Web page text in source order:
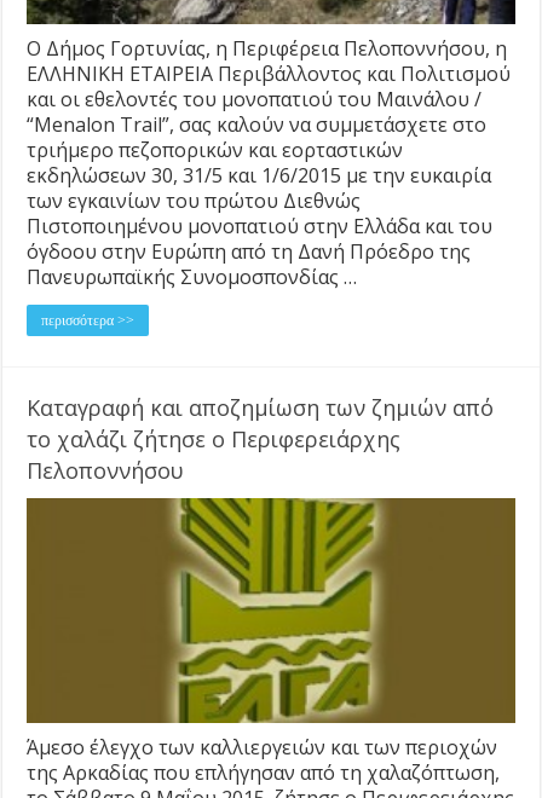
Ο Δήμος Γορτυνίας, η Περιφέρεια Πελοποννήσου, η
ΕΛΛΗΝΙΚΗ ΕΤΑΙΡΕΙΑ Περιβάλλοντος και Πολιτισμού
και οι εθελοντές του μονοπατιού του Μαινάλου /
“Menalon Trail”, σας καλούν να συμμετάσχετε στο
τριήμερο πεζοπορικών και εορταστικών
εκδηλώσεων 30, 31/5 και 1/6/2015 με την ευκαιρία
των εγκαινίων του πρώτου Διεθνώς
Πιστοποιημένου μονοπατιού στην Ελλάδα και του
όγδοου στην Ευρώπη από τη Δανή Πρόεδρο της
Πανευρωπαϊκής Συνομοσπονδίας …
περισσότερα >>
Καταγραφή και αποζημίωση των ζημιών από
το χαλάζι ζήτησε ο Περιφερειάρχης
Πελοποννήσου
Άμεσο έλεγχο των καλλιεργειών και των περιοχών
της Αρκαδίας που επλήγησαν από τη χαλαζόπτωση,